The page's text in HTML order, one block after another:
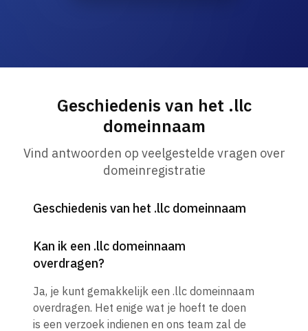
Geschiedenis van het .llc
domeinnaam
Vind antwoorden op veelgestelde vragen over
domeinregistratie
Geschiedenis van het .llc domeinnaam
Kan ik een .llc domeinnaam
overdragen?
Ja, je kunt gemakkelijk een .llc domeinnaam
overdragen. Het enige wat je hoeft te doen
is een verzoek indienen en ons team zal de